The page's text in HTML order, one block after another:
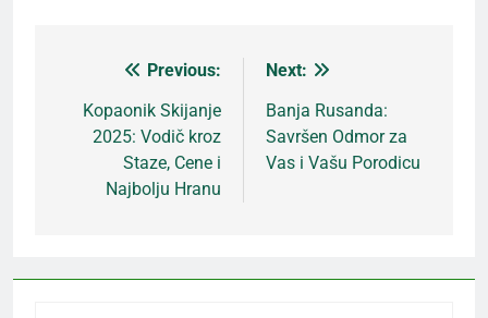
Кретање
чланка
Previous:
Kopaonik Skijanje
2025: Vodič kroz
Staze, Cene i
Najbolju Hranu
Next:
Banja Rusanda:
Savršen Odmor za
Vas i Vašu Porodicu